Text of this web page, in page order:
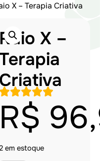
X – Terapia Criativa
Raio X –
Criativa
R$
em estoque